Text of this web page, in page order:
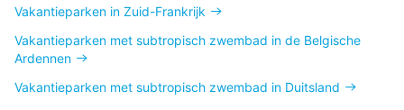
Vakantieparken in Zuid-Frankrijk
Vakantieparken met subtropisch zwembad in de Belgische
Ardennen
Vakantieparken met subtropisch zwembad in Duitsland